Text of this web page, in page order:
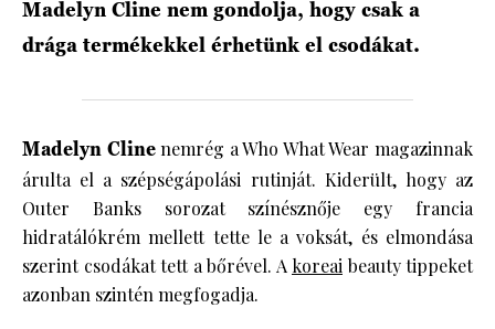
Madelyn Cline nem gondolja, hogy csak a
drága termékekkel érhetünk el csodákat.
Madelyn Clinenemrég a Who What Wear magazinnak
árulta el a szépségápolási rutinját. Kiderült, hogy az
Outer Banks sorozat színésznője egy francia
hidratálókrém mellett tette le a voksát, és elmondása
szerint csodákat tett a bőrével. A koreai beauty tippeket
azonban szintén megfogadja.